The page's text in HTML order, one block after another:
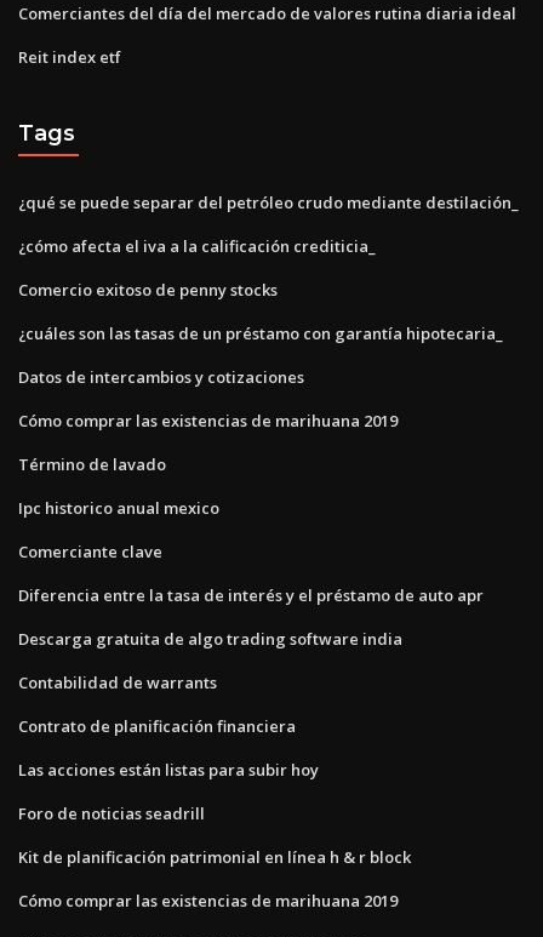
Comerciantes del día del mercado de valores rutina diaria ideal
Reit index etf
Tags
¿qué se puede separar del petróleo crudo mediante destilación_
¿cómo afecta el iva a la calificación crediticia_
Comercio exitoso de penny stocks
¿cuáles son las tasas de un préstamo con garantía hipotecaria_
Datos de intercambios y cotizaciones
Cómo comprar las existencias de marihuana 2019
Término de lavado
Ipc historico anual mexico
Comerciante clave
Diferencia entre la tasa de interés y el préstamo de auto apr
Descarga gratuita de algo trading software india
Contabilidad de warrants
Contrato de planificación financiera
Las acciones están listas para subir hoy
Foro de noticias seadrill
Kit de planificación patrimonial en línea h & r block
Cómo comprar las existencias de marihuana 2019